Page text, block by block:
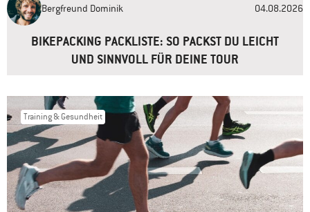
Website
Bergfreund Dominik 04.08.2026
BIKEPACKING PACKLISTE: SO PACKST DU LEICHT
UND SINNVOLL FÜR DEINE TOUR
Training & Gesundheit